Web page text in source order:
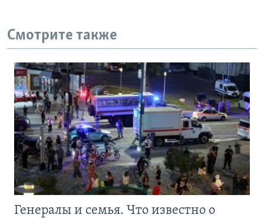
Смотрите также
Генералы и семья. Что известно о